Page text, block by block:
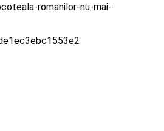
romanilor-nu-mai-